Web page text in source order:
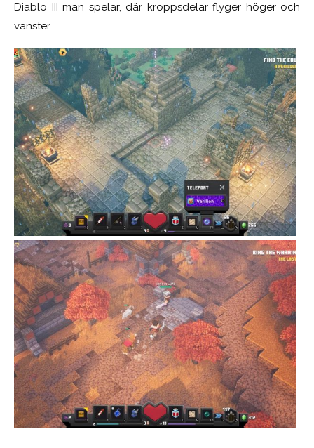
Diablo III man spelar, där kroppsdelar flyger höger och
vänster.